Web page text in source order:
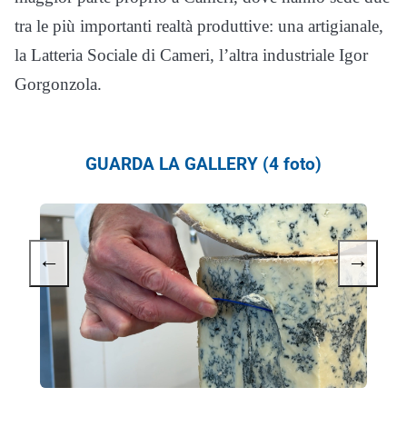
tra le più importanti realtà produttive: una artigianale,
la Latteria Sociale di Cameri, l’altra industriale Igor
Gorgonzola.
GUARDA LA GALLERY (4 foto)
← →